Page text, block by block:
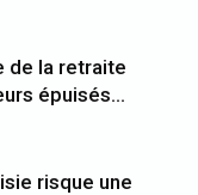
de la retraite
épuisés…
risque une